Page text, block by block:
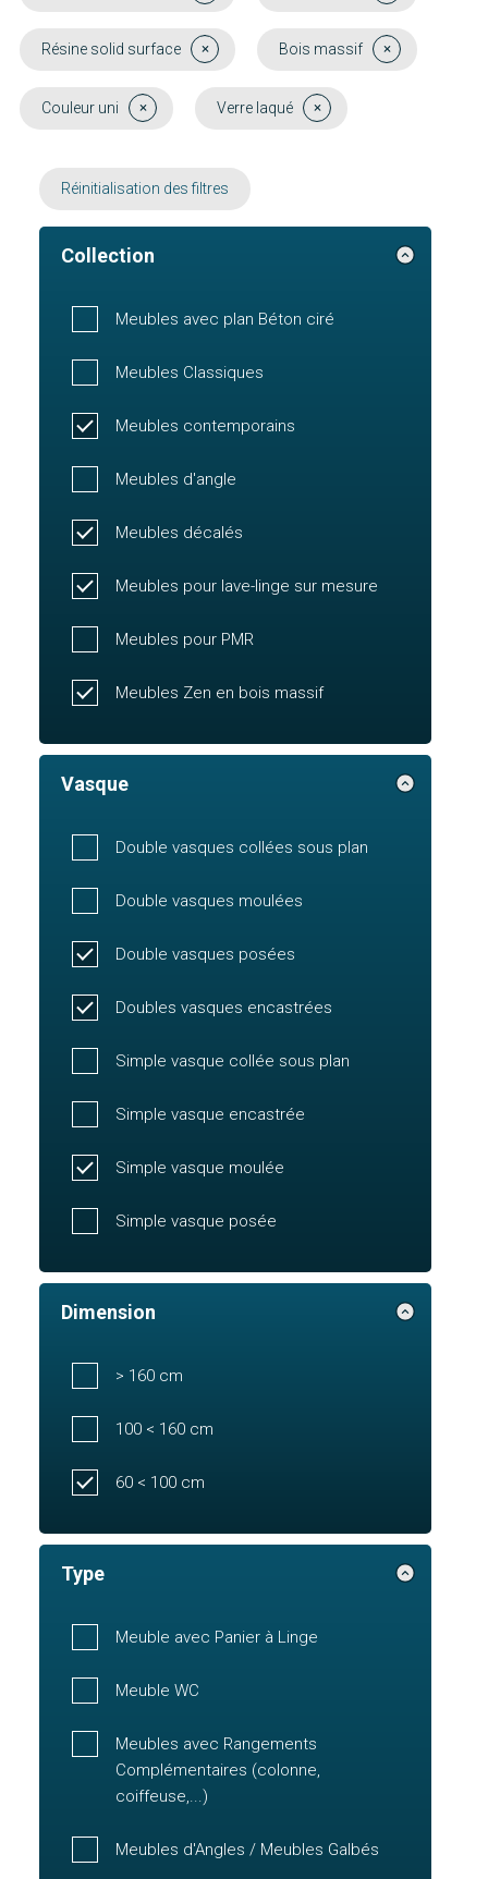
Résine solid surface Bois massif
Couleur uni Verre laqué
Réinitialisation des filtres
Collection
Meubles avec plan Béton ciré
Meubles Classiques
Meubles contemporains
Meubles d'angle
Meubles décalés
Meubles pour lave-linge sur mesure
Meubles pour PMR
Meubles Zen en bois massif
Vasque
Double vasques collées sous plan
Double vasques moulées
Double vasques posées
Doubles vasques encastrées
Simple vasque collée sous plan
Simple vasque encastrée
Simple vasque moulée
Simple vasque posée
Dimension
> 160 cm
100 < 160 cm
60 < 100 cm
Type
Meuble avec Panier à Linge
Meuble WC
Meubles avec Rangements
Complémentaires (colonne,
coiffeuse,...)
Meubles d'Angles / Meubles Galbés